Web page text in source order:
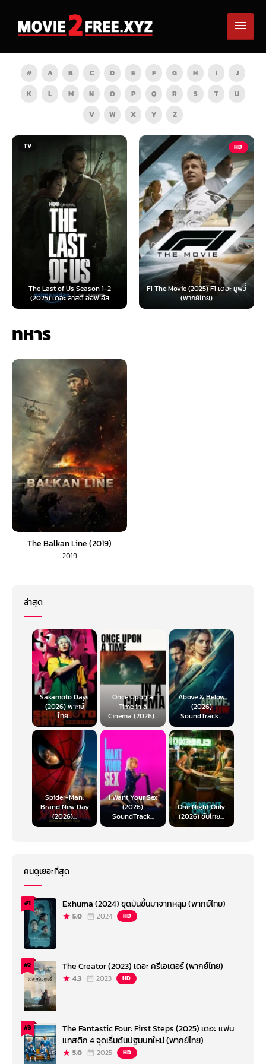
# A B C D E F G H I
J
K
L M N O P Q R S T
U
V
W X Y Z
Last of Us Season 1-2
เดอะ ลาสต์ ออฟ อัส
HD
F1 The Movie (2025) F1 เดอะ มูฟวี่
Furiosa:
ทหาร
The Balkan Line (2019)
2019
ล่าสุด
Sakamoto Days
(2026) พากย์
ไทย...
Once Upon a
Time in a
Cinema (2026)...
Above & Below
(2026)
SoundTrack...
Spider-Man:
Brand New Day
(2026)...
I Want Your Sex
(2026)
SoundTrack...
One Night Only
(2026) ซับไทย...
คนดูเยอะที่สุด
#1 Exhuma (2024) ขุดมันขึ้นมาจากหลุม (พากย์ไทย)
5.0 2024 HD
#2 The Creator (2023) เดอะ ครีเอเตอร์ (พากย์ไทย)
4.3 2023 HD
#3
The Fantastic Four: First Steps (2025) เดอะ แฟน
แทสติก 4 จุดเริ่มต้นปฐมบทใหม่ (พากย์ไทย)
5.0 2025 HD